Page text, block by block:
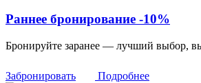
Раннее бронирование -10%
Бронируйте заранее — лучший выбор,
Забронировать Подробнее